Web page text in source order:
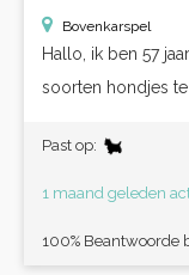
Bovenkarspel
Hallo, ik ben 57
soorten hondjes te
Past op:
1 maand geleden
100% Beantwoorde